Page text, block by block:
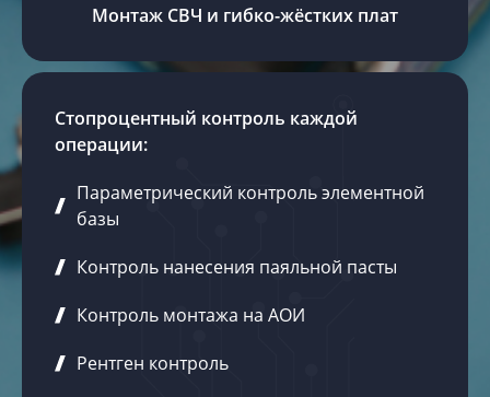
Монтаж СВЧ и гибко-жёстких плат
Стопроцентный контроль каждой
операции:
Параметрический контроль элементной
базы
Контроль нанесения паяльной пасты
Контроль монтажа на АОИ
Рентген контроль